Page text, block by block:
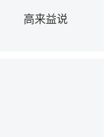
高来益说